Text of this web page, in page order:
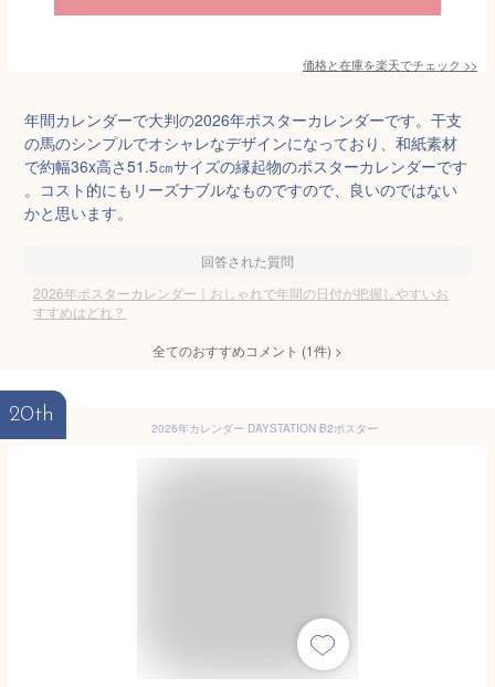
価格と在庫を楽天でチェック >>
年間カレンダーで大判の2026年ポスターカレンダーです。干支
の馬のシンプルでオシャレなデザインになっており、和紙素材
で約幅36x高さ51.5㎝サイズの縁起物のポスターカレンダーです
。コスト的にもリーズナブルなものですので、良いのではない
かと思います。
回答された質問
2026年ポスターカレンダー｜おしゃれで年間の日付が把握しやすいお
すすめはどれ？
全てのおすすめコメント (1件) >
20th
2026年カレンダー DAYSTATION B2ポスター